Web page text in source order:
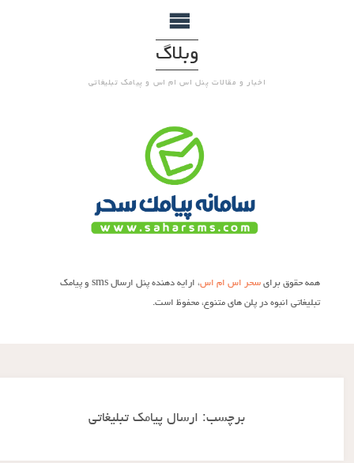
وبلاگ
اخبار و مقالات پنل اس ام اس و پیامک تبلیغاتی
همه حقوق برایسحر اس ام اس
، ارایه دهنده پنل ارسال sms و پیامک
تبلیغاتی انبوه در پلن های متنوع، محفوظ است.
برچسب:ارسال پیامک تبلیغاتی